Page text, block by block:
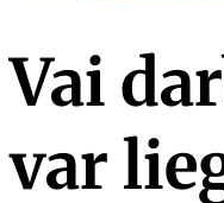
Vai
var